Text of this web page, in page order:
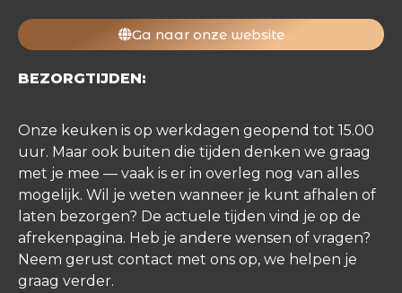
Ga naar onze website
BEZORGTIJDEN:
Onze keuken is op werkdagen geopend tot 15.00
uur. Maar ook buiten die tijden denken we graag
met je mee — vaak is er in overleg nog van alles
mogelijk. Wil je weten wanneer je kunt afhalen of
laten bezorgen? De actuele tijden vind je op de
afrekenpagina. Heb je andere wensen of vragen?
Neem gerust contact met ons op, we helpen je
graag verder.